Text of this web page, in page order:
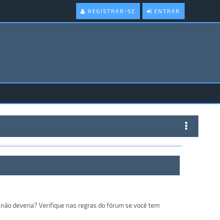
ENTRAR
REGISTRAR-SE
deveria? Verifique nas regras do fórum se você tem